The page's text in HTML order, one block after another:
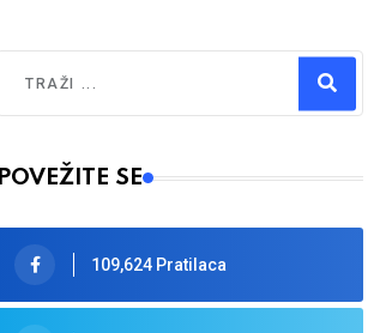
Type 2 or more characters for results.
POVEŽITE SE
109,624 Pratilaca